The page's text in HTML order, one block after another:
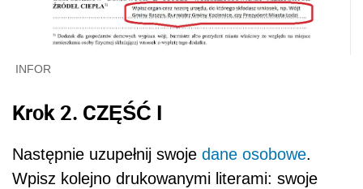
INFOR
Krok 2. CZĘŚĆ I
Następnie uzupełnij swoje dane osobowe.
Wpisz kolejno drukowanymi literami: swoje